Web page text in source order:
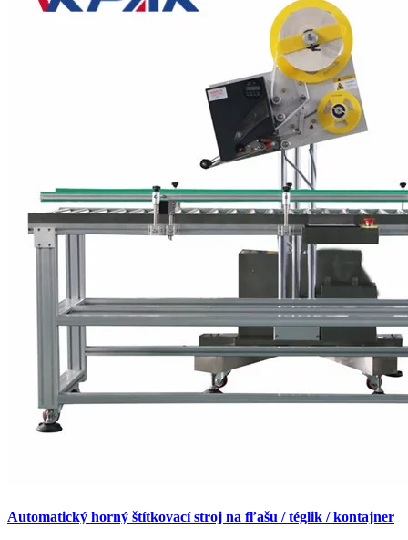
Automatický horný štítkovací stroj na fľašu / téglik / kontajner